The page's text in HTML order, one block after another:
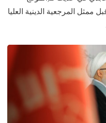
ممثل المرجعية الدينية العليا